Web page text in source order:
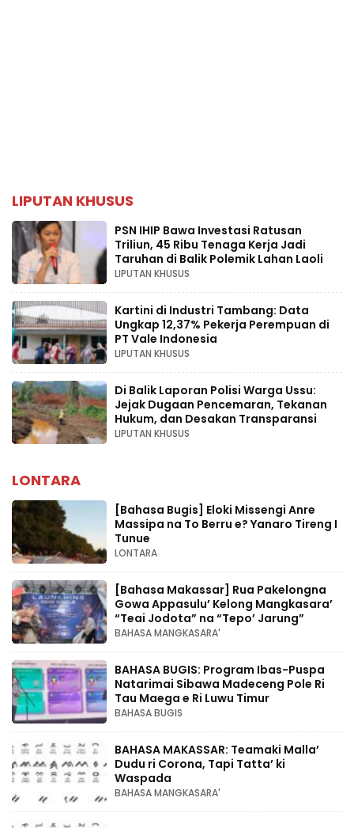
LIPUTAN KHUSUS
PSN IHIP Bawa Investasi Ratusan
Triliun, 45 Ribu Tenaga Kerja Jadi
Taruhan di Balik Polemik Lahan Laoli
LIPUTAN KHUSUS
Kartini di Industri Tambang: Data
Ungkap 12,37% Pekerja Perempuan di
PT Vale Indonesia
LIPUTAN KHUSUS
Di Balik Laporan Polisi Warga Ussu:
Jejak Dugaan Pencemaran, Tekanan
Hukum, dan Desakan Transparansi
LIPUTAN KHUSUS
LONTARA
[Bahasa Bugis] ‎Eloki Missengi Anre
Massipa na To Berru e? Yanaro Tireng I
Tunue
LONTARA
[Bahasa Makassar] Rua Pakelongna
Gowa Appasulu’ Kelong Mangkasara’
“Teai Jodota” na “Tepo’ Jarung”
BAHASA MANGKASARA'
BAHASA BUGIS: Program Ibas-Puspa
Natarimai Sibawa Madeceng Pole Ri
Tau Maega e Ri Luwu Timur
BAHASA BUGIS
BAHASA MAKASSAR: Teamaki Malla’
Dudu ri Corona, Tapi Tatta’ ki
Waspada
BAHASA MANGKASARA'